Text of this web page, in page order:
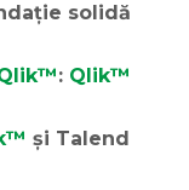
solidă
: Qlik™
și Talend